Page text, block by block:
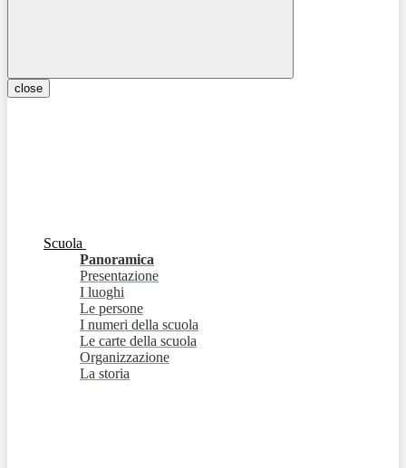
close
Scuola
Panoramica
Presentazione
I luoghi
Le persone
I numeri della scuola
Le carte della scuola
Organizzazione
La storia